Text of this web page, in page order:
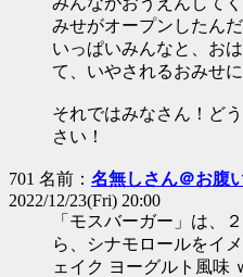
みせがオープンしたんだ
いっぱいみんなと、お
て、いやされるおみせに
それではみなさん！ど
さい！
701 名前： 名無しさん＠お腹
2022/12/23(Fri) 20:00
「モスバーガー」は、
ら、シナモロールをイ
ェイク ヨーグルト風味